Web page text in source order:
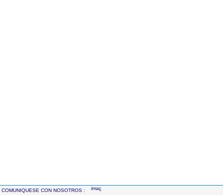
COMUNIQUESE CON NOSOTROS :